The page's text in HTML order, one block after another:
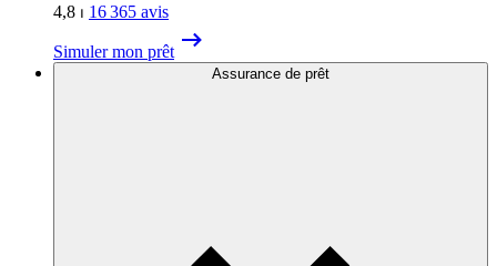
4,8 ⏐ 16 365 avis
Simuler mon prêt
Assurance de prêt